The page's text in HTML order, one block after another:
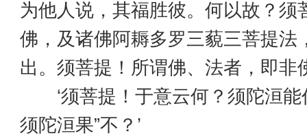
为他人说，其福胜彼。何以故？须
佛，及诸佛阿耨多罗三藐三菩提法
出。须菩提！所谓佛、法者，即非
‘须菩提！于意云何？须陀洹能
须陀洹果”不？’